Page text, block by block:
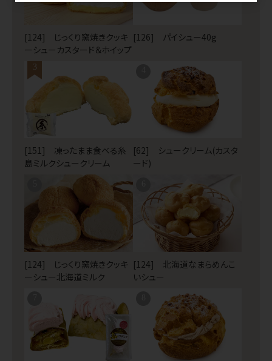
[124] じっくり窯焼きクッキ
ーシューカスタード＆ホイップ
[126] パイシュー40g
3
[151] 凍ったまま食べる糸
島ミルクシュークリーム
[62] シュークリーム(カスタ
ード)
[124] じっくり窯焼きクッキ
ーシュー北海道ミルク
[124] 北海道なまらめんこ
いシュー